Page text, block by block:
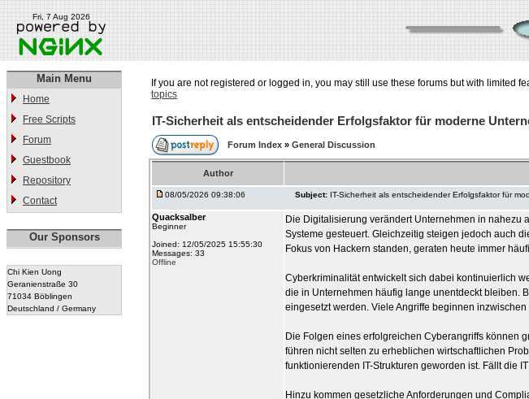
Fri, 7 Aug 2026
Main Menu
Home
Free Scripts
Forum
Guestbook
Repository
Contact
Our Sponsors
Chi Kien Uong
Geranienstraße 30
71034 Böblingen
Deutschland / Germany
If you are not registered or logged in, you may still use these forums but with limited
topics
IT-Sicherheit als entscheidender Erfolgsfaktor für moderne
Forum Index » General Discussion
Author
08/05/2026 09:38:06 Subject: IT-Sicherheit als entscheidender Erfolgsfaktor für
Quacksalber
Beginner
Joined: 12/05/2025 15:55:30
Messages: 33
Offline
Die Digitalisierung verändert Unternehmen in nahezu
Systeme gesteuert. Gleichzeitig steigen jedoch auch
Fokus von Hackern standen, geraten heute immer
Cyberkriminalität entwickelt sich dabei kontinuierlich
die in Unternehmen häufig lange unentdeckt bleiben.
eingesetzt werden. Viele Angriffe beginnen
Die Folgen eines erfolgreichen Cyberangriffs können
führen nicht selten zu erheblichen wirtschaftlichen
funktionierenden IT-Strukturen geworden ist. Fällt die
Hinzu kommen gesetzliche Anforderungen und